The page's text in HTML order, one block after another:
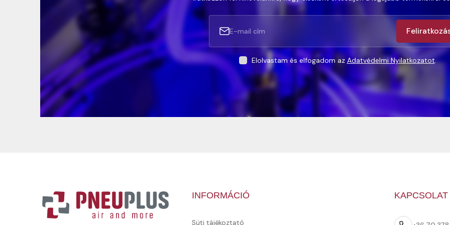
Elolvastam és elfogadom azAdatvédelmi Nyilatkozatot.
INFORMÁCIÓ
Süti tájékoztató
KAPCSOLAT